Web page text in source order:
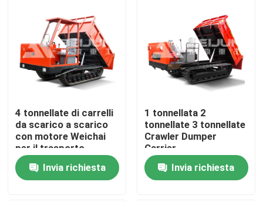
Casa
4 tonnellate di carrelli
da scarico a scarico
con motore Weichai
per il trasporto
agevole dei materiali
Invia richiesta
1 tonnellata 2
tonnellate 3 tonnellate
Crawler Dumper
Carrier
Personalizzabile
Diesel Portatile In
vendita
Invia richiesta